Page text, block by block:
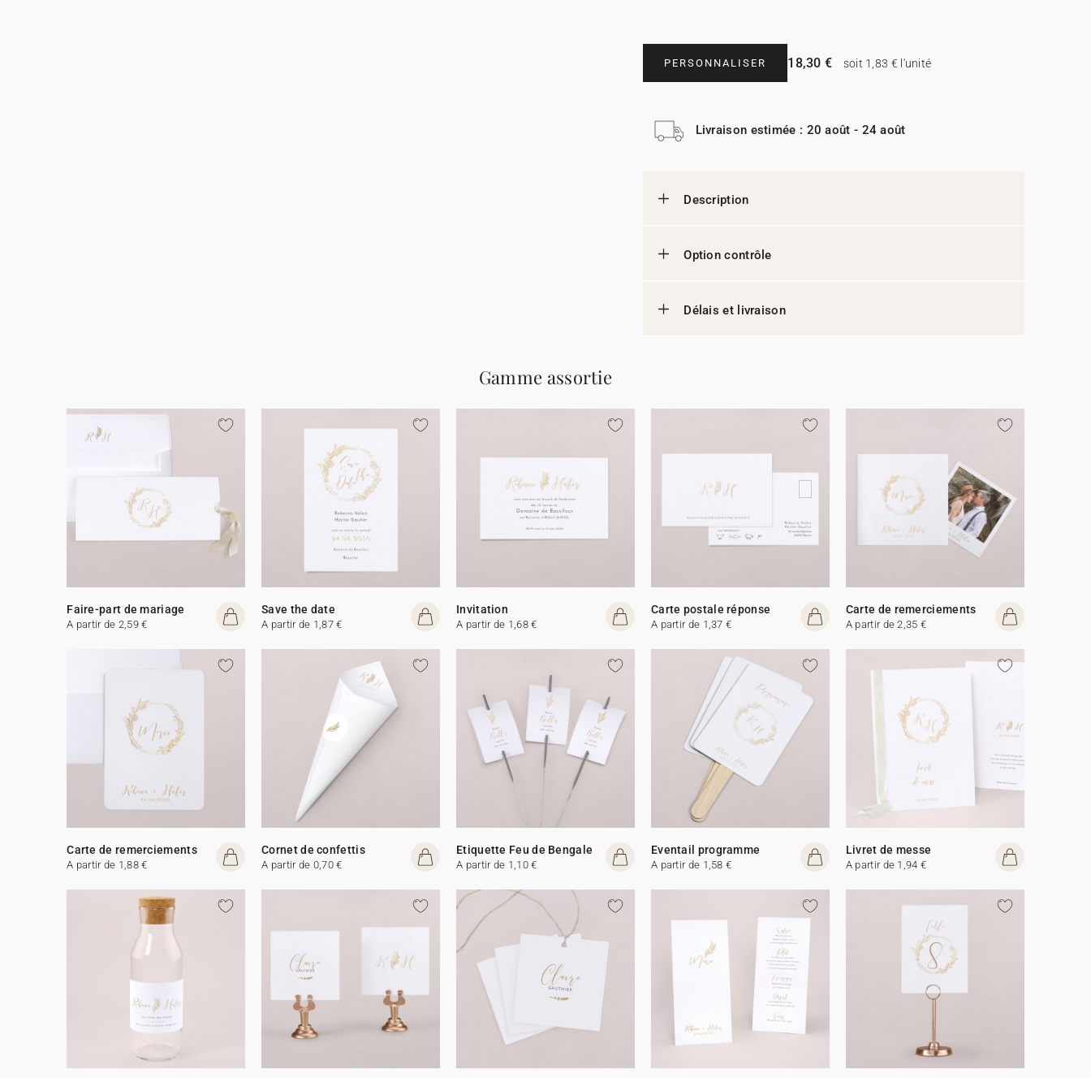
PERSONNALISER 18,30 € soit 1,83 € l'unité
Livraison estimée : 20 août - 24 août
Description
Option contrôle
Délais et livraison
Gamme assortie
Faire-part de mariage
A partir de 2,59 €
Save the date
A partir de 1,87 €
Invitation
A partir de 1,68 €
Carte postale réponse
A partir de 1,37 €
Carte de remerciements
A partir de 2,35 €
Carte de remerciements
A partir de 1,88 €
Cornet de confettis
A partir de 0,70 €
Etiquette Feu de Bengale
A partir de 1,10 €
Eventail programme
A partir de 1,58 €
Livret de messe
A partir de 1,94 €